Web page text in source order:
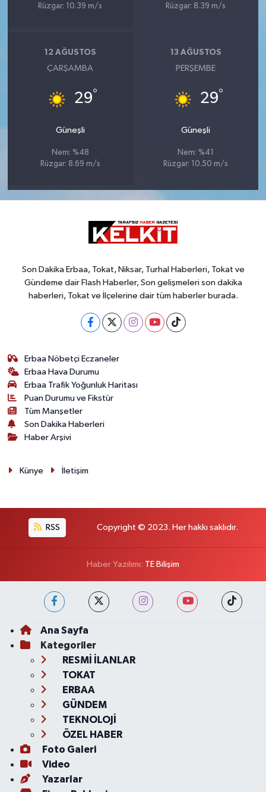
Rüzgar: 10.39 m/s
Rüzgar: 8.39 m/s
12 AĞUSTOS
ÇARŞAMBA
29°
Güneşli
Nem: %48
Rüzgar: 8.69 m/s
13 AĞUSTOS
PERŞEMBE
29°
Güneşli
Nem: %41
Rüzgar: 10.50 m/s
Son Dakika Erbaa, Tokat, Niksar, Turhal Haberleri, Tokat ve
Gündeme dair Flash Haberler, Son gelişmeleri son dakika
haberleri, Tokat ve İlçelerine dair tüm haberler burada.
Erbaa Nöbetçi Eczaneler
Erbaa Hava Durumu
Erbaa Trafik Yoğunluk Haritası
Puan Durumu ve Fikstür
Tüm Manşetler
Son Dakika Haberleri
Haber Arşivi
Künye İletişim
RSS Copyright © 2023. Her hakkı saklıdır.
Haber Yazılımı: TE Bilişim
Ana Sayfa
Kategoriler
RESMİ İLANLAR
TOKAT
ERBAA
GÜNDEM
TEKNOLOJİ
ÖZEL HABER
Foto Galeri
Video
Yazarlar